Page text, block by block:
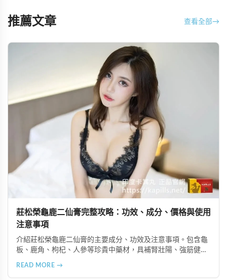
推薦文章 查看全部→
莊松榮龜鹿二仙膏完整攻略：功效、成分、價格與使用
注意事項
介紹莊松榮龜鹿二仙膏的主要成分、功效及注意事項。包含龜
板、鹿角、枸杞、人參等珍貴中藥材，具補腎壯陽、強筋健
READ MORE →